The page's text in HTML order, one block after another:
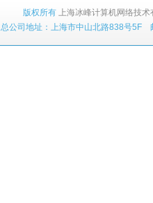
版权所有 上海冰峰计算机网络技术
总公司地址：上海市中山北路838号